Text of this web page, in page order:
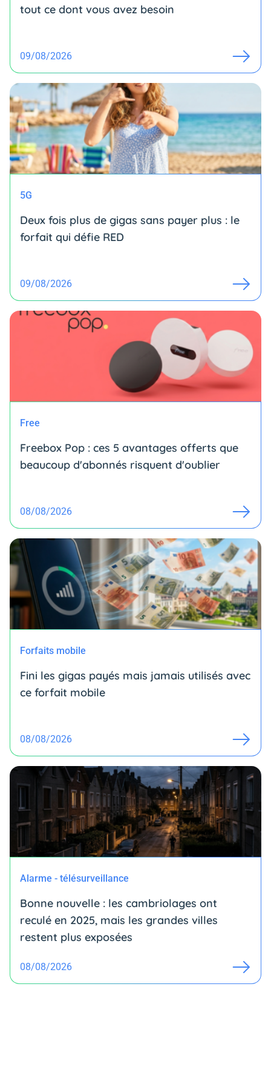
tout ce dont vous avez besoin
09/08/2026
5G
Deux fois plus de gigas sans payer plus : le
forfait qui défie RED
09/08/2026
Free
Freebox Pop : ces 5 avantages offerts que
beaucoup d'abonnés risquent d'oublier
08/08/2026
Forfaits mobile
Fini les gigas payés mais jamais utilisés avec
ce forfait mobile
08/08/2026
Alarme - télésurveillance
Bonne nouvelle : les cambriolages ont
reculé en 2025, mais les grandes villes
restent plus exposées
08/08/2026